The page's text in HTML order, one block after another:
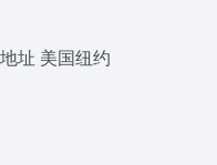
址 美国纽约